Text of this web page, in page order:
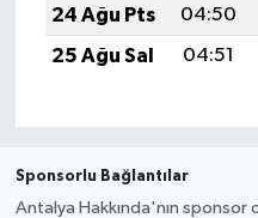
24 Ağu Pts
04:50
25 Ağu Sal
04:51
Sponsorlu Bağlantılar
Antalya Hakkında'nın sponsor